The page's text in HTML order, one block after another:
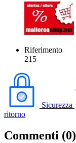
Riferimento
215
Sicurezza
ritorno
Commenti (0)